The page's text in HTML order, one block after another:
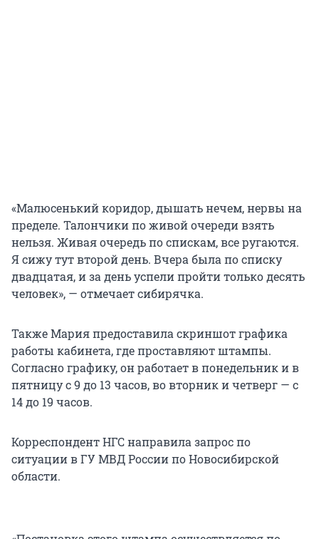
«Малюсенький коридор, дышать нечем, нервы на
пределе. Талончики по живой очереди взять
нельзя. Живая очередь по спискам, все ругаются.
Я сижу тут второй день. Вчера была по списку
двадцатая, и за день успели пройти только десять
человек», — отмечает сибирячка.
Также Мария предоставила скриншот графика
работы кабинета, где проставляют штампы.
Согласно графику, он работает в понедельник и в
пятницу с 9 до 13 часов, во вторник и четверг — с
14 до 19 часов.
Корреспондент НГС направила запрос по
ситуации в ГУ МВД России по Новосибирской
области.